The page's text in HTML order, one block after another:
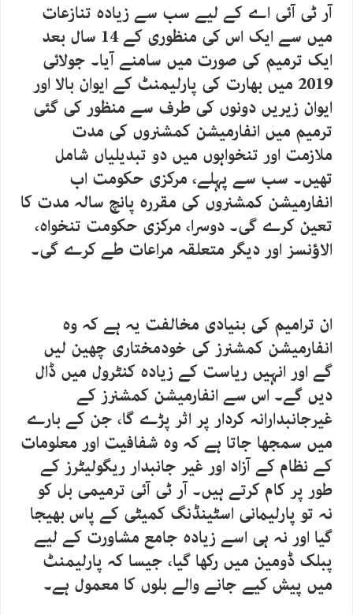
آر ٹی آئی اے کے لیے سب سے زیادہ تنازعات
میں سے ایک اس کی منظوری کے 14 سال بعد
ایک ترمیم کی صورت میں سامنے آیا۔ جولائی
2019 میں بھارت کی پارلیمنٹ کے ایوان بالا اور
ایوان زیریں دونوں کی طرف سے منظور کی گئی
ترمیم میں انفارمیشن کمشنروں کی مدت
ملازمت اور تنخواہوں میں دو تبدیلیاں شامل
تھیں۔ سب سے پہلے، مرکزی حکومت اب
انفارمیشن کمشنروں کی مقررہ پانچ سالہ مدت کا
تعین کرے گی۔ دوسرا، مرکزی حکومت تنخواہ،
الاؤنسز اور دیگر متعلقہ مراعات طے کرے گی۔
ان ترامیم کی بنیادی مخالفت یہ ہے کہ وہ
انفارمیشن کمشنرز کی خودمختاری چھین لیں
گے اور انہیں ریاست کے زیادہ کنٹرول میں ڈال
دیں گے۔ اس سے انفارمیشن کمشنرز کے
غیرجانبدارانہ کردار پر اثر پڑے گا، جن کے بارے
میں سمجھا جاتا ہے کہ وہ شفافیت اور معلومات
کے نظام کے آزاد اور غیر جانبدار ریگولیٹرز کے
طور پر کام کرتے ہیں۔ آر ٹی آئی ترمیمی بل کو
نہ تو پارلیمانی اسٹینڈنگ کمیٹی کے پاس بھیجا
گیا اور نہ ہی اسے زیادہ جامع مشاورت کے لیے
پبلک ڈومین میں رکھا گیا، جیسا کہ پارلیمنٹ
میں پیش کیے جانے والے بلوں کا معمول ہے۔